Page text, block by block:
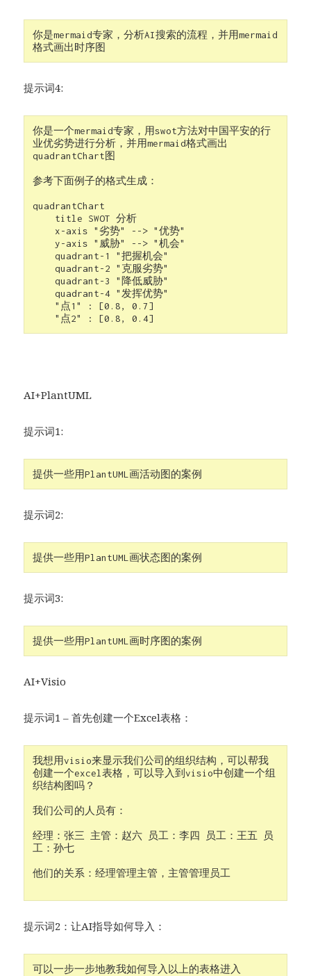
你是mermaid专家，分析AI搜索的流程，并用mermaid
格式画出时序图
提示词4:
你是一个mermaid专家，用swot方法对中国平安的行
业优劣势进行分析，并用mermaid格式画出
quadrantChart图
参考下面例子的格式生成：
quadrantChart
    y-axis "威胁" --> "机会"
    quadrant-1 "把握机会"
    quadrant-2 "克服劣势"
    quadrant-3 "降低威胁"
    quadrant-4 "发挥优势"
AI+PlantUML
提示词1:
提供一些用PlantUML画活动图的案例
提示词2:
提供一些用PlantUML画状态图的案例
提示词3:
提供一些用PlantUML画时序图的案例
AI+Visio
提示词1 – 首先创建一个Excel表格：
我想用visio来显示我们公司的组织结构，可以帮我
创建一个excel表格，可以导入到visio中创建一个组
织结构图吗？
我们公司的人员有：
经理：张三 主管：赵六 员工：李四 员工：王五 员
工：孙七
他们的关系：经理管理主管，主管管理员工
提示词2：让AI指导如何导入：
可以一步一步地教我如何导入以上的表格进入